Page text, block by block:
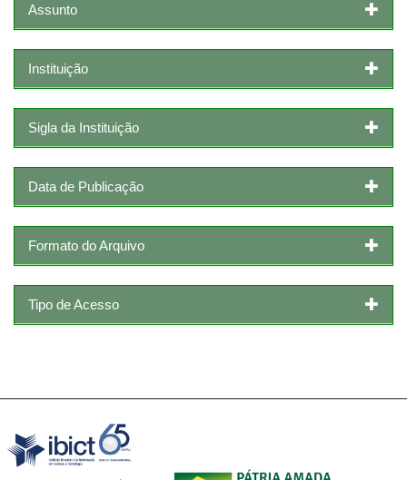
Assunto
Instituição
Sigla da Instituição
Data de Publicação
Formato do Arquivo
Tipo de Acesso